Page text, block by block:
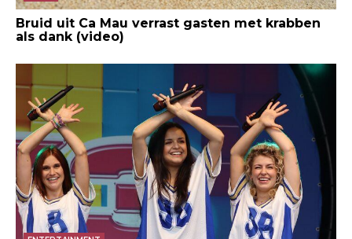
Bruid uit Ca Mau verrast gasten met krabben
als dank (video)